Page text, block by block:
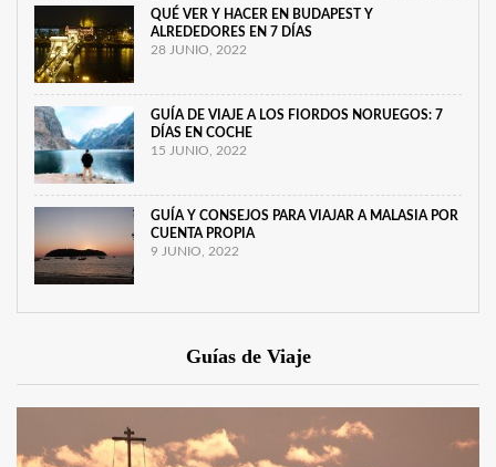
QUÉ VER Y HACER EN BUDAPEST Y
ALREDEDORES EN 7 DÍAS
28 JUNIO, 2022
GUÍA DE VIAJE A LOS FIORDOS NORUEGOS: 7
DÍAS EN COCHE
15 JUNIO, 2022
GUÍA Y CONSEJOS PARA VIAJAR A MALASIA POR
CUENTA PROPIA
9 JUNIO, 2022
Guías de Viaje